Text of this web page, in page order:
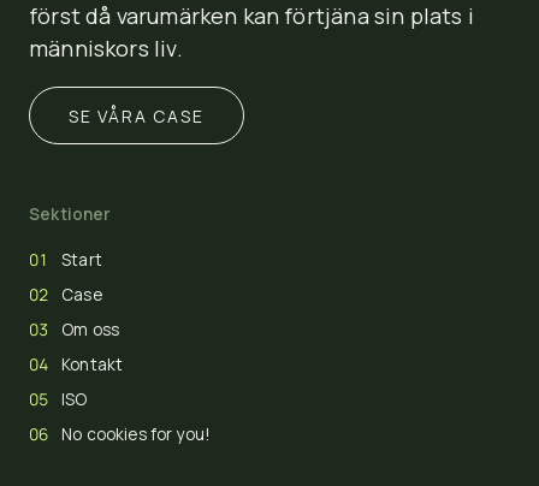
först då varumärken kan förtjäna sin plats i
människors liv.
SE VÅRA CASE
Sektioner
Start
Case
Om oss
Kontakt
ISO
No cookies for you!